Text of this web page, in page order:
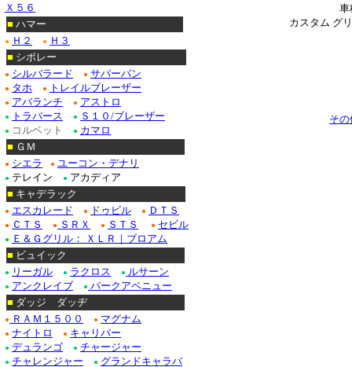
車
カスタム グ
そ
Ｘ５６
■ ハマー
● Ｈ２ ●
Ｈ３
■ シボレー
● シルバラード ● サバーバン
● タホ ● トレイルブレーザー
● アバランチ ● アストロ
● トラバース ● Ｓ１０/ブレーザー
● コルベット ● カマロ
■ ＧＭ
● シエラ ● ユーコン・デナリ
● テレイン ● アカディア
■ キャデラック
● エスカレード ● ドゥビル ● ＤＴＳ
● ＣＴＳ ● ＳＲＸ ● ＳＴＳ ● セビル
●
Ｅ＆Ｇグリル： ＸＬＲ｜ブロアム
■ ビュイック
● リーガル ● ラクロス ● ルサーン
● アンクレイブ ● パークアベニュー
■ ダッジ ダッヂ
● ＲＡＭ１５００ ● マグナム
● ナイトロ ● キャリバー
● デュランゴ ● チャージャー
● チャレンジャー ● グランドキャラバ